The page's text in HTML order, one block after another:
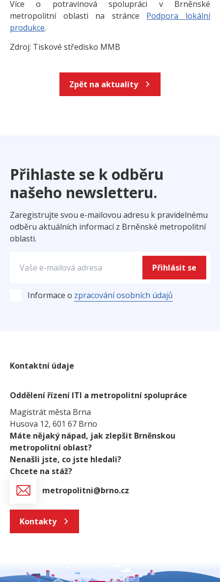
Více o potravinová spolupráci v Brněnské
metropolitní oblasti na stránce Podpora lokální
produkce.
Zdroj: Tiskové středisko MMB
Zpět na aktuality
Přihlaste se k odběru
našeho newsletteru.
Zaregistrujte svou e-mailovou adresu k pravidelnému
odběru aktuálních informací z Brněnské metropolitní
oblasti.
Přihlásit se
Informace o zpracování osobních údajů
Kontaktní údaje
Oddělení řízení ITI a metropolitní spolupráce
Magistrát města Brna
Husova 12, 601 67 Brno
Máte nějaký nápad, jak zlepšit Brněnskou
metropolitní oblast?
Nenašli jste, co jste hledali?
Chcete na stáž?
metropolitni@brno.cz
Kontakty